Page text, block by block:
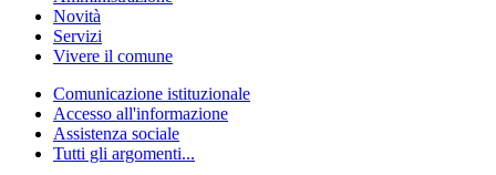
Novità
Servizi
Vivere il comune
Comunicazione istituzionale
Accesso all'informazione
Assistenza sociale
Tutti gli argomenti...